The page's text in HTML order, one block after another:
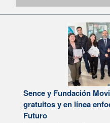
Sence y Fundación
gratuitos y en línea
Futuro